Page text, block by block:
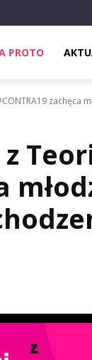
PROTO
zachęca